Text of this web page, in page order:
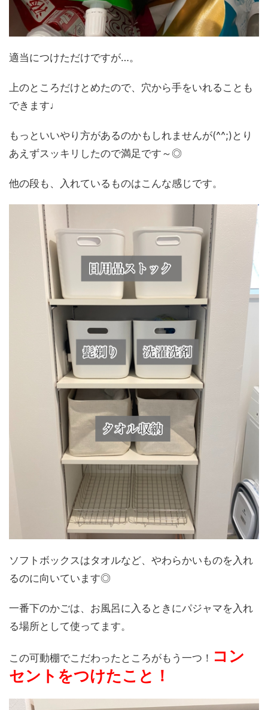
適当につけただけですが…。
上のところだけとめたので、穴から手をいれることも
できます♩
もっといいやり方があるのかもしれませんが(^^;)とり
あえずスッキリしたので満足です～◎
他の段も、入れているものはこんな感じです。
ソフトボックスはタオルなど、やわらかいものを入れ
るのに向いています◎
一番下のかごは、お風呂に入るときにパジャマを入れ
る場所として使ってます。
この可動棚でこだわったところがもう一つ！ コン
セントをつけたこと！